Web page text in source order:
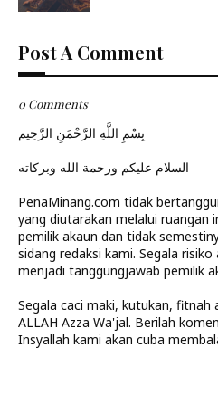
Post A Comment
0 Comments
بِسْمِ اللَّهِ الرَّحْمَنِ الرَّحِيم
السلام عليكم ورحمة الله وبركاته
PenaMinang.com tidak
yang diutarakan melalui ruangan
pemilik akaun dan tidak
sidang redaksi kami. Segala
menjadi tanggungjawab pemilik
Segala caci maki, kutukan, fitnah
ALLAH Azza Wa'jal. Berilah
Insyallah kami akan cuba